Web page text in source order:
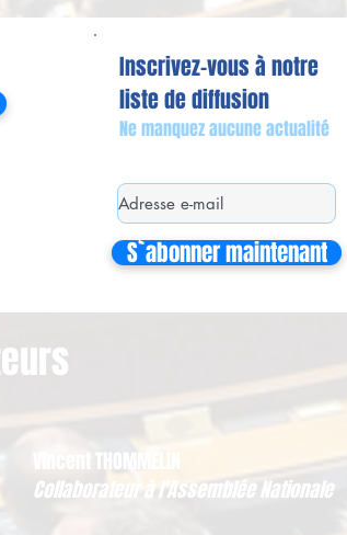
Inscrivez-vous à notre
liste de diffusion
Ne manquez aucune actualité
S`abonner maintenant
Vincent THOMMELIN
Collaborateur à l'Assemblée Nationale